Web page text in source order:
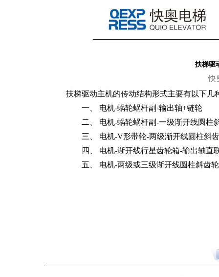
扶梯驱
快
扶梯驱动主机的传动结构形式主要有以下几
一、 电机-蜗轮蜗杆副-输出轴+链轮
二、 电机-蜗轮蜗杆副-一级渐开线圆柱
三、 电机-V形带轮-两级渐开线圆柱斜齿
四、 电机-渐开线行星齿轮箱-输出轴直
五、 电机-两级或三级渐开线圆柱斜齿轮